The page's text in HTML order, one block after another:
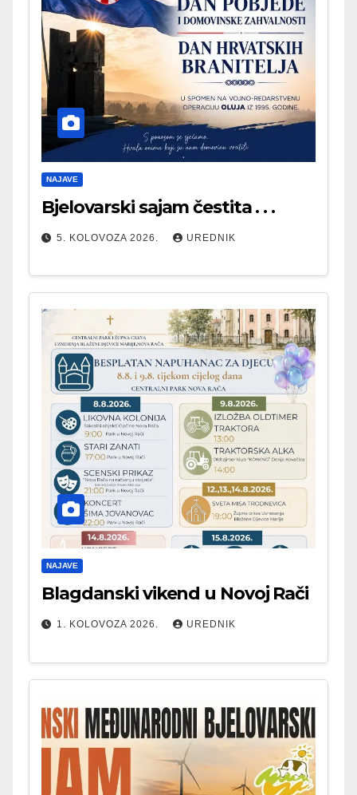
NAJAVE
Bjelovarski sajam čestita . . .
5. KOLOVOZA 2026. UREDNIK
NAJAVE
Blagdanski vikend u Novoj Rači
1. KOLOVOZA 2026. UREDNIK